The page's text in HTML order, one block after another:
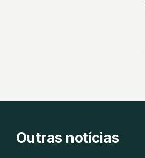
Outras notícias